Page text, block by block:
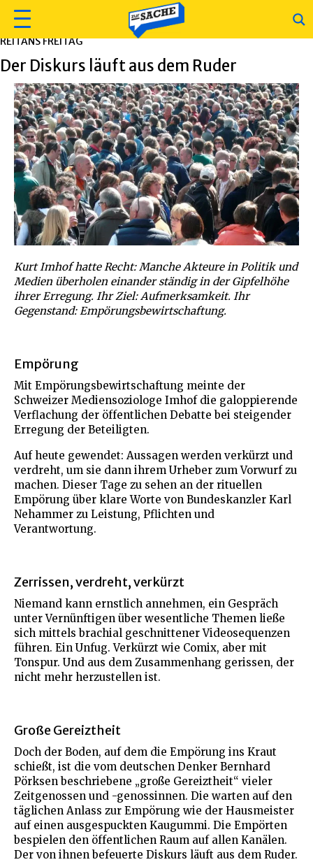
REITANS FREITAG
Der Diskurs läuft aus dem Ruder
Kurt Imhof hatte Recht: Manche Akteure in Politik und
Medien überholen einander ständig in der Gipfelhöhe
ihrer Erregung. Ihr Ziel: Aufmerksamkeit. Ihr
Gegenstand: Empörungsbewirtschaftung.
Empörung
Mit Empörungsbewirtschaftung meinte der
Schweizer Mediensoziologe Imhof die galoppierende
Verflachung der öffentlichen Debatte bei steigender
Erregung der Beteiligten.
Auf heute gewendet: Aussagen werden verkürzt und
verdreht, um sie dann ihrem Urheber zum Vorwurf zu
machen. Dieser Tage zu sehen an der rituellen
Empörung über klare Worte von Bundeskanzler Karl
Nehammer zu Leistung, Pflichten und
Verantwortung.
Zerrissen, verdreht, verkürzt
Niemand kann ernstlich annehmen, ein Gespräch
unter Vernünftigen über wesentliche Themen ließe
sich mittels brachial geschnittener Videosequenzen
führen. Ein Unfug. Verkürzt wie Comix, aber mit
Tonspur. Und aus dem Zusammenhang gerissen, der
nicht mehr herzustellen ist.
Große Gereiztheit
Doch der Boden, auf dem die Empörung ins Kraut
schießt, ist die vom deutschen Denker Bernhard
Pörksen beschriebene „große Gereiztheit“ vieler
Zeitgenossen und -genossinnen. Die warten auf den
täglichen Anlass zur Empörung wie der Hausmeister
auf einen ausgespuckten Kaugummi. Die Empörten
bespielen den öffentlichen Raum auf allen Kanälen.
Der von ihnen befeuerte Diskurs läuft aus dem Ruder.